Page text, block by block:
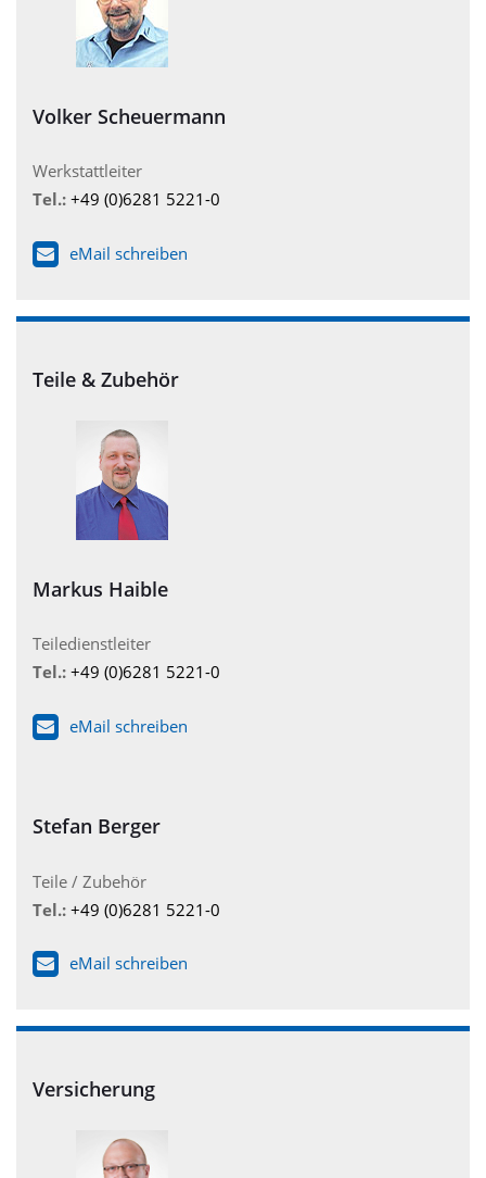
Volker Scheuermann
Werkstattleiter
Tel.: +49 (0)6281 5221-0
eMail schreiben
Teile & Zubehör
Markus Haible
Teiledienstleiter
Tel.: +49 (0)6281 5221-0
eMail schreiben
Stefan Berger
Teile / Zubehör
Tel.: +49 (0)6281 5221-0
eMail schreiben
Versicherung